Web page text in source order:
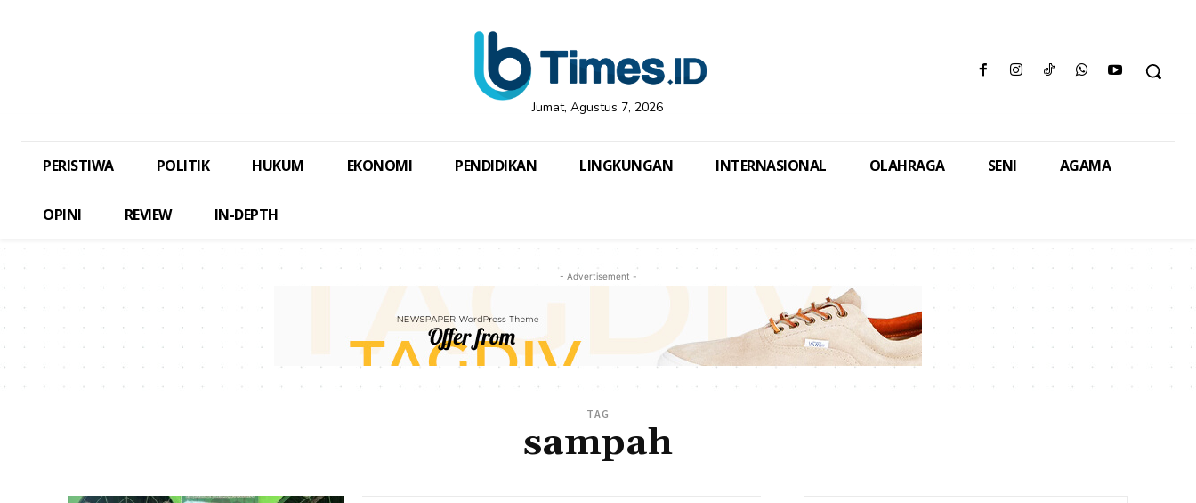
Jumat, Agustus 7, 2026
PERISTIWA POLITIK HUKUM EKONOMI PENDIDIKAN LINGKUNGAN INTERNASIONAL OLAHRAGA SENI AGAMA
OPINI REVIEW IN-DEPTH
- Advertisement -
TAG
sampah